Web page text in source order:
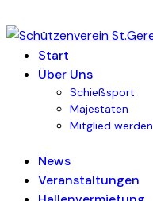
Start
Über Uns
Schießsport
Majestäten
Mitglied werden
News
Veranstaltungen